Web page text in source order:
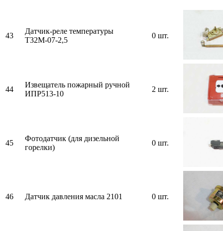
43
Датчик-реле температуры
Т32М-07-2,5
0 шт.
44
Извещатель пожарный ручной
ИПР513-10
2 шт.
45
Фотодатчик (для дизельной
горелки)
0 шт.
46 Датчик давления масла 2101 0 шт.